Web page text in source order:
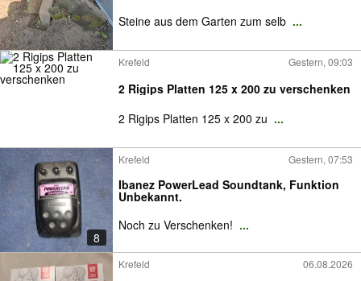
Steine aus dem Garten zum selb ...
Krefeld Gestern, 09:03
2 Rigips Platten 125 x 200 zu verschenken
2 Rigips Platten 125 x 200 zu ...
8
Krefeld Gestern, 07:53
Ibanez PowerLead Soundtank, Funktion
Unbekannt.
Noch zu Verschenken! ...
Krefeld 06.08.2026